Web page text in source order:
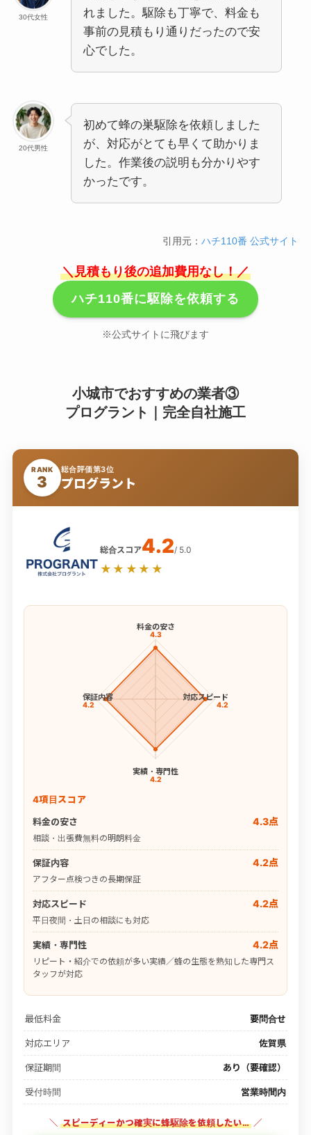
30代女性
れました。駆除も丁寧で、料金も
事前の見積もり通りだったので安
心でした。
20代男性
初めて蜂の巣駆除を依頼しました
が、対応がとても早くて助かりま
した。作業後の説明も分かりやす
かったです。
引用元：ハチ110番 公式サイト
＼見積もり後の追加費用なし！／
ハチ110番に駆除を依頼する
※公式サイトに飛びます
小城市でおすすめの業者③
プログラント｜完全自社施工
RANK
3
総合評価第3位
プログラント
総合スコア4.2/ 5.0
★★★★★
料金の安さ
4.3
対応スピード
4.2
実績・専門性
4.2
保証内容
4.2
4項目スコア
料金の安さ
4.3点
相談・出張費無料の明朗料金
保証内容 4.2点
アフター点検つきの長期保証
対応スピード 4.2点
平日夜間・土日の相談にも対応
実績・専門性 4.2点
リピート・紹介での依頼が多い実績／蜂の生態を熟知した専門ス
タッフが対応
最低料金 要問合せ
対応エリア 佐賀県
保証期間 あり（要確認）
受付時間 営業時間内
＼ スピーディーかつ確実に蜂駆除を依頼したい… ／